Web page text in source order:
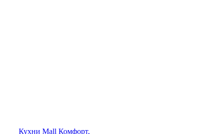
Кухни Mall Комфорт,